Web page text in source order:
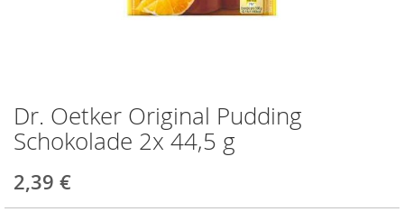
Skip
to
the
of
Dr. Oetker Original Pudding
Schokolade 2x 44,5 g
2,39 €